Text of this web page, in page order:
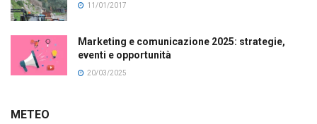
11/01/2017
Marketing e comunicazione 2025: strategie,
eventi e opportunità
20/03/2025
METEO